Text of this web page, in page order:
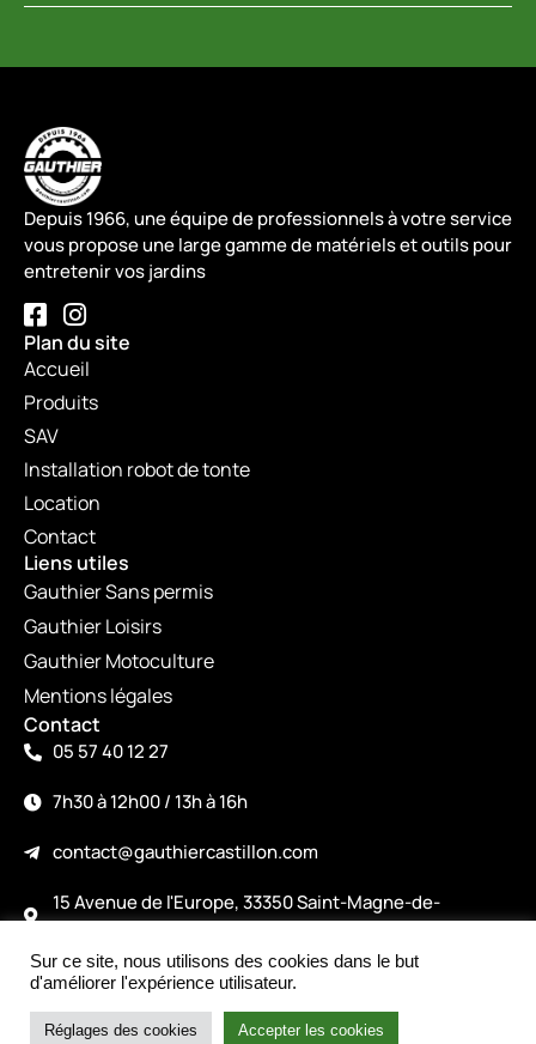
Intéressé par le produit ?
Nous contacter
Depuis 1966, une équipe de professionnels à votre service
vous propose une large gamme de matériels et outils pour
entretenir vos jardins
Plan du site
Accueil
Produits
SAV
Installation robot de tonte
Location
Contact
Liens utiles
Gauthier Sans permis
Gauthier Loisirs
Gauthier Motoculture
Mentions légales
Contact
05 57 40 12 27
7h30 à 12h00 / 13h à 16h
contact@gauthiercastillon.com
15 Avenue de l'Europe, 33350 Saint-Magne-de-
Castillon
©2026
Made with love by alicepiney.com
Sur ce site, nous utilisons des cookies dans le but
d'améliorer l'expérience utilisateur.
Réglages des cookies Accepter les cookies